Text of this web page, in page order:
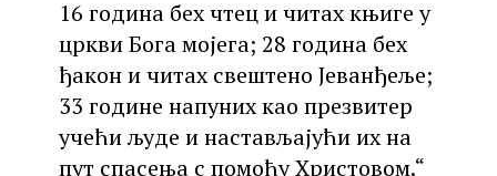
16 година бех чтец и читах књиге у
цркви Бога мојега; 28 година бех
ђакон и читах свештено Јеванђеље;
33 године напуних као презвитер
учећи људе и настављајући их на
пут спасења с помоћу Христовом.“